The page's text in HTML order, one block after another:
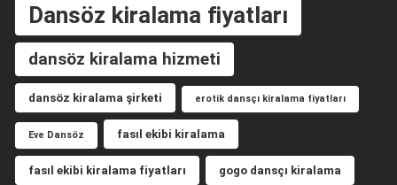
Dansöz kiralama fiyatları
dansöz kiralama hizmeti
dansöz kiralama şirketi erotik dansçı kiralama fiyatları
Eve Dansöz fasıl ekibi kiralama
fasıl ekibi kiralama fiyatları gogo dansçı kiralama